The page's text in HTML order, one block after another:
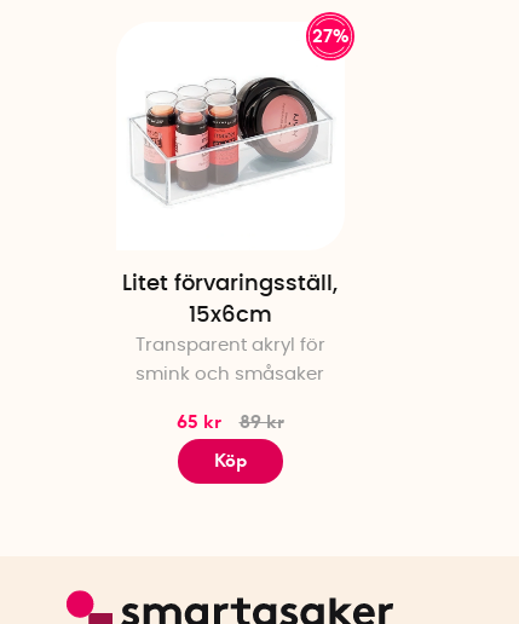
27%
Litet förvaringsställ,
15x6cm
Transparent akryl för
smink och småsaker
65 kr
89 kr
Köp